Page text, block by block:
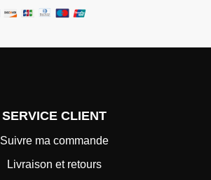
SERVICE CLIENT
Suivre ma commande
Livraison et retours